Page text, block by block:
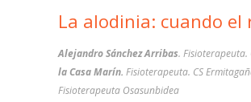
La alodinia: cuando el
Alejandro Sánchez Arribas. Fisioterapeuta.
la Casa Marín. Fisioterapeuta. CS
Fisioterapeuta Osasunbidea